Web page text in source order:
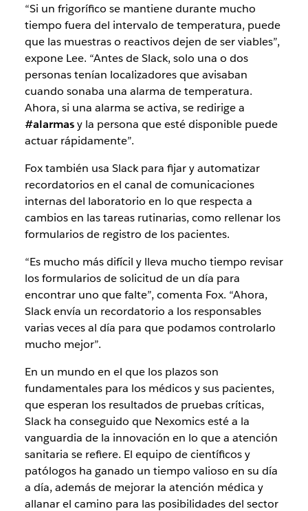
“Si un frigorífico se mantiene durante mucho
tiempo fuera del intervalo de temperatura, puede
que las muestras o reactivos dejen de ser viables”,
expone Lee. “Antes de Slack, solo una o dos
personas tenían localizadores que avisaban
cuando sonaba una alarma de temperatura.
Ahora, si una alarma se activa, se redirige a
#alarmasy la persona que esté disponible puede
actuar rápidamente”.
Fox también usa Slack para fijar y automatizar
recordatorios en el canal de comunicaciones
internas del laboratorio en lo que respecta a
cambios en las tareas rutinarias, como rellenar los
formularios de registro de los pacientes.
“Es mucho más difícil y lleva mucho tiempo revisar
los formularios de solicitud de un día para
encontrar uno que falte”, comenta Fox. “Ahora,
Slack envía un recordatorio a los responsables
varias veces al día para que podamos controlarlo
mucho mejor”.
En un mundo en el que los plazos son
fundamentales para los médicos y sus pacientes,
que esperan los resultados de pruebas críticas,
Slack ha conseguido que Nexomics esté a la
vanguardia de la innovación en lo que a atención
sanitaria se refiere. El equipo de científicos y
patólogos ha ganado un tiempo valioso en su día
a día, además de mejorar la atención médica y
allanar el camino para las posibilidades del sector